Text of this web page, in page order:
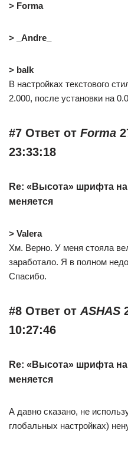
> Forma
> _Andre_
> balk
В настройках текстового
2.000, после установки на
#7 Ответ от Forma
23:33:18
Re: «Высота» шрифта
меняется
> Valera
Хм. Верно. У меня стояла
заработало. Я в полном
Спасибо.
#8 Ответ от ASHAS
10:27:46
Re: «Высота» шрифта
меняется
А давно сказано, не
глобальных настройках)